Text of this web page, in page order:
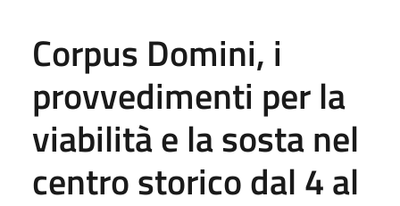
Corpus Domini, i
provvedimenti per la
viabilità e la sosta nel
centro storico dal 4 al